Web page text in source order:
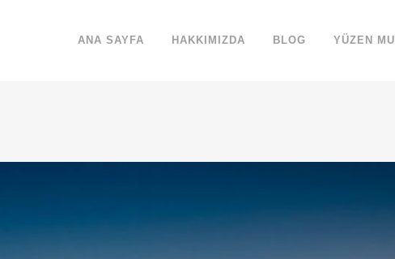
ANA SAYFA HAKKIMIZDA BLOG YÜZEN